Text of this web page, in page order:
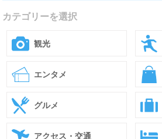
カテゴリーを選択
観光
エンタメ
グルメ
アクセス・交通